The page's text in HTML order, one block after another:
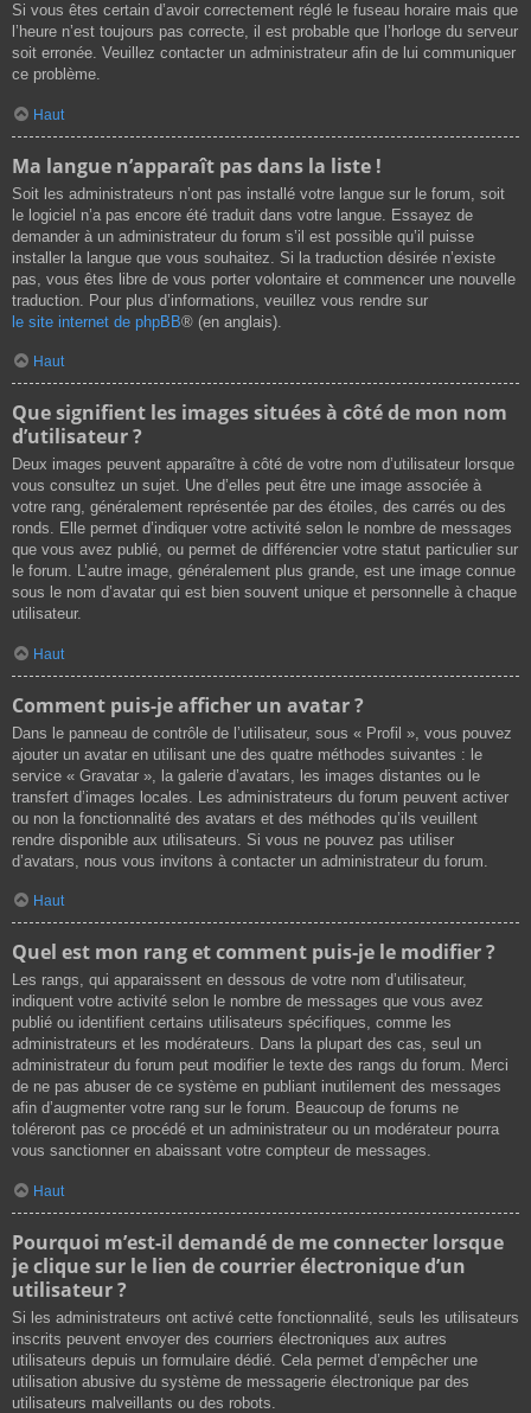
Si vous êtes certain d’avoir correctement réglé le fuseau horaire mais que
l’heure n’est toujours pas correcte, il est probable que l’horloge du serveur
soit erronée. Veuillez contacter un administrateur afin de lui communiquer
ce problème.
Haut
Ma langue n’apparaît pas dans la liste !
Soit les administrateurs n’ont pas installé votre langue sur le forum, soit
le logiciel n’a pas encore été traduit dans votre langue. Essayez de
demander à un administrateur du forum s’il est possible qu’il puisse
installer la langue que vous souhaitez. Si la traduction désirée n’existe
pas, vous êtes libre de vous porter volontaire et commencer une nouvelle
traduction. Pour plus d’informations, veuillez vous rendre sur
le site internet de phpBB® (en anglais).
Haut
Que signifient les images situées à côté de mon nom
d’utilisateur ?
Deux images peuvent apparaître à côté de votre nom d’utilisateur lorsque
vous consultez un sujet. Une d’elles peut être une image associée à
votre rang, généralement représentée par des étoiles, des carrés ou des
ronds. Elle permet d’indiquer votre activité selon le nombre de messages
que vous avez publié, ou permet de différencier votre statut particulier sur
le forum. L’autre image, généralement plus grande, est une image connue
sous le nom d’avatar qui est bien souvent unique et personnelle à chaque
utilisateur.
Haut
Comment puis-je afficher un avatar ?
Dans le panneau de contrôle de l’utilisateur, sous « Profil », vous pouvez
ajouter un avatar en utilisant une des quatre méthodes suivantes : le
service « Gravatar », la galerie d’avatars, les images distantes ou le
transfert d’images locales. Les administrateurs du forum peuvent activer
ou non la fonctionnalité des avatars et des méthodes qu’ils veuillent
rendre disponible aux utilisateurs. Si vous ne pouvez pas utiliser
d’avatars, nous vous invitons à contacter un administrateur du forum.
Haut
Quel est mon rang et comment puis-je le modifier ?
Les rangs, qui apparaissent en dessous de votre nom d’utilisateur,
indiquent votre activité selon le nombre de messages que vous avez
publié ou identifient certains utilisateurs spécifiques, comme les
administrateurs et les modérateurs. Dans la plupart des cas, seul un
administrateur du forum peut modifier le texte des rangs du forum. Merci
de ne pas abuser de ce système en publiant inutilement des messages
afin d’augmenter votre rang sur le forum. Beaucoup de forums ne
toléreront pas ce procédé et un administrateur ou un modérateur pourra
vous sanctionner en abaissant votre compteur de messages.
Haut
Pourquoi m’est-il demandé de me connecter lorsque
je clique sur le lien de courrier électronique d’un
utilisateur ?
Si les administrateurs ont activé cette fonctionnalité, seuls les utilisateurs
inscrits peuvent envoyer des courriers électroniques aux autres
utilisateurs depuis un formulaire dédié. Cela permet d’empêcher une
utilisation abusive du système de messagerie électronique par des
utilisateurs malveillants ou des robots.